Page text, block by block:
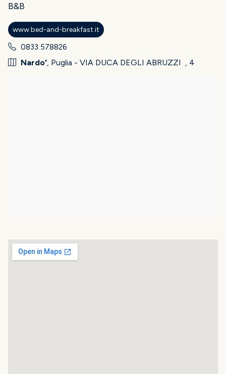
B&B
www.bed-and-breakfast.it
0833 578826
Nardo', Puglia - VIA DUCA DEGLI ABRUZZI , 4